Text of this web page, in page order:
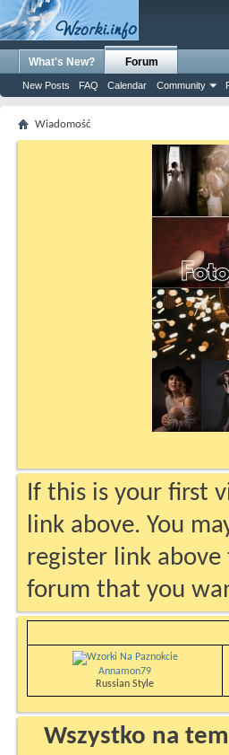
What's New? Forum
New Posts FAQ Calendar Community
Wiadomość
If this is your first
link above. You
register link above
forum that you
Annamon79
Russian Style
Wszystko na